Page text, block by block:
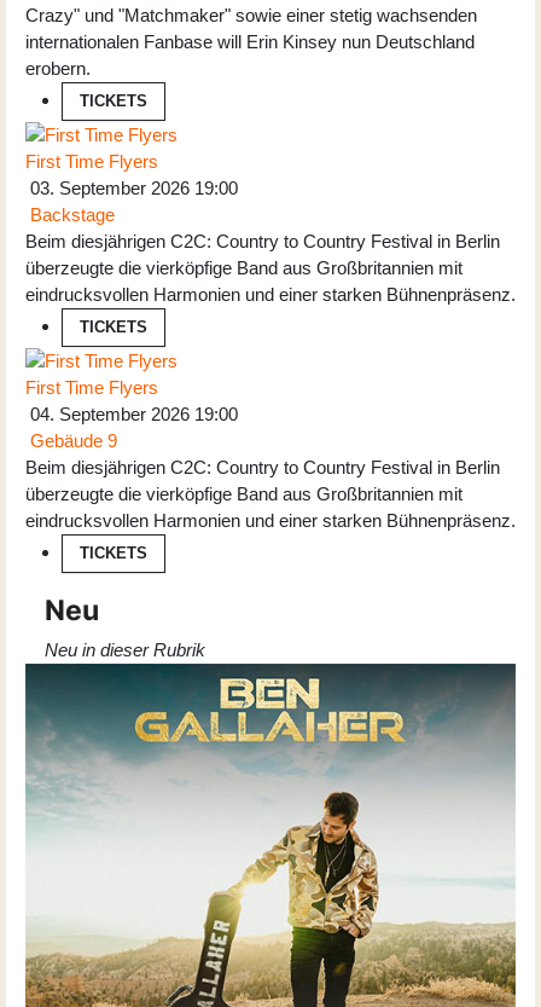
Crazy" und "Matchmaker" sowie einer stetig wachsenden
internationalen Fanbase will Erin Kinsey nun Deutschland
erobern.
TICKETS
First Time Flyers
03. September 2026 19:00
Backstage
Beim diesjährigen C2C: Country to Country Festival in Berlin
überzeugte die vierköpfige Band aus Großbritannien mit
eindrucksvollen Harmonien und einer starken Bühnenpräsenz.
TICKETS
First Time Flyers
04. September 2026 19:00
Gebäude 9
Beim diesjährigen C2C: Country to Country Festival in Berlin
überzeugte die vierköpfige Band aus Großbritannien mit
eindrucksvollen Harmonien und einer starken Bühnenpräsenz.
TICKETS
Neu
Neu in dieser Rubrik